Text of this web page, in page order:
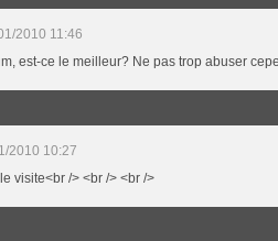
2010 11:46
est-ce le meilleur? Ne pas trop abuser
2010 10:27
visite<br /> <br /> <br />